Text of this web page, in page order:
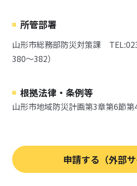
所管部署
山形市総務部防災対策課
380～382）
根拠法律・条例等
山形市地域防災計画第3章第6節第